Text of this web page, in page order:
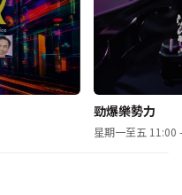
勁爆樂勢力
星期一至五 11:00